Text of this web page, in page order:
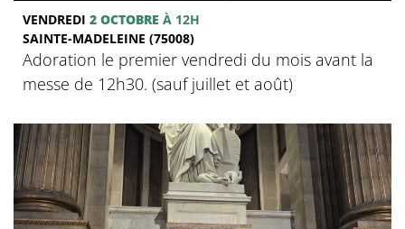
VENDREDI 2 OCTOBRE À 12H
SAINTE-MADELEINE (75008)
Adoration le premier vendredi du mois avant la
messe de 12h30. (sauf juillet et août)